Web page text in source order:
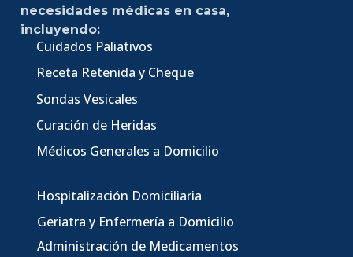
necesidades médicas en casa,
incluyendo:
Cuidados Paliativos
Receta Retenida y Cheque
Sondas Vesicales
Curación de Heridas
Médicos Generales a Domicilio
Hospitalización Domiciliaria
Geriatra y Enfermería a Domicilio
Administración de Medicamentos